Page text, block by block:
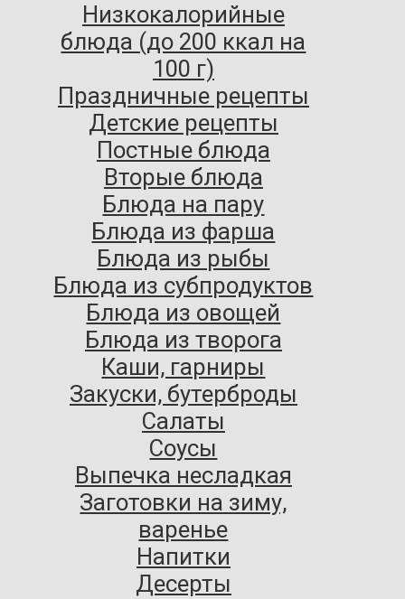
Низкокалорийные
блюда (до 200 ккал на
100 г)
Праздничные рецепты
Детские рецепты
Постные блюда
Вторые блюда
Блюда на пару
Блюда из фарша
Блюда из рыбы
Блюда из субпродуктов
Блюда из овощей
Блюда из творога
Каши, гарниры
Закуски, бутерброды
Салаты
Соусы
Выпечка несладкая
Заготовки на зиму,
варенье
Напитки
Десерты